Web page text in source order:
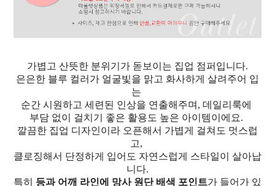
가볍고 산뜻한 분위기가 돋보이는 집업 점퍼입니다.
은은한 블루 컬러가 얼굴빛을 맑고 화사하게 살려주어 입
는
순간 시원하고 세련된 인상을 연출해주며, 데일리룩에
부담 없이 걸치기 좋은 활용도 높은 아이템이에요.
깔끔한 집업 디자인이라 오픈해서 가볍게 걸쳐도 멋스럽
고,
클로징해서 단정하게 입어도 자연스럽게 스타일이 살아납
니다.
특히 등과 어깨 라인에 망사 원단 배색 포인트가 들어가 있